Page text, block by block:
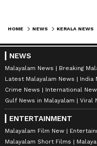
HOME NEWS KERALA NEWS
NEWS
Malayalam News
Breaking
Latest Malayalam News
India
Crime News
International
Gulf News in Malayalam
Viral
ENTERTAINMENT
Malayalam Film New
Malayalam Short Films